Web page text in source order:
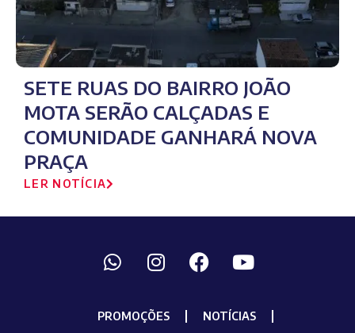
SETE RUAS DO BAIRRO JOÃO
MOTA SERÃO CALÇADAS E
COMUNIDADE GANHARÁ NOVA
PRAÇA
LER NOTÍCIA
PROMOÇÕES NOTÍCIAS